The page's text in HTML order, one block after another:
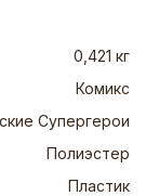
0,421 кг
Комикс
Супергерои
Полиэстер
Пластик